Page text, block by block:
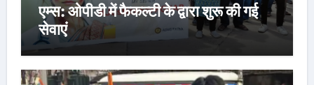
एम्स: ओपीडी में फैकल्टी के द्वारा शुरू की गई
सेवाएं